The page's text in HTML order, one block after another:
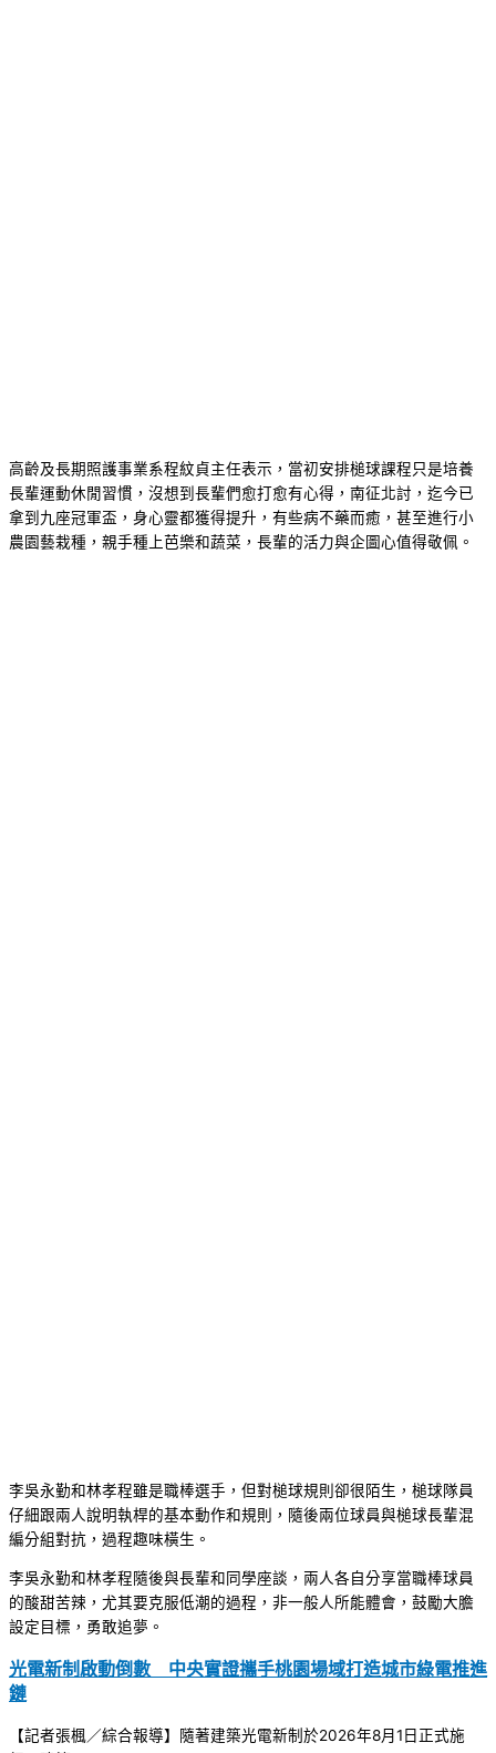
高齡及長期照護事業系程紋貞主任表示，當初安排槌球課程只是培養
長輩運動休閒習慣，沒想到長輩們愈打愈有心得，南征北討，迄今已
拿到九座冠軍盃，身心靈都獲得提升，有些病不藥而癒，甚至進行小
農園藝栽種，親手種上芭樂和蔬菜，長輩的活力與企圖心值得敬佩。
李吳永勤和林孝程雖是職棒選手，但對槌球規則卻很陌生，槌球隊員
仔細跟兩人說明執桿的基本動作和規則，隨後兩位球員與槌球長輩混
編分組對抗，過程趣味橫生。
李吳永勤和林孝程隨後與長輩和同學座談，兩人各自分享當職棒球員
的酸甜苦辣，尤其要克服低潮的過程，非一般人所能體會，鼓勵大膽
設定目標，勇敢追夢。
光電新制啟動倒數 中央實證攜手桃園場域打造城市綠電推進
鏈
【記者張楓／綜合報導】隨著建築光電新制於2026年8月1日正式施